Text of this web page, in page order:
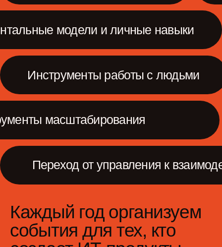
участников посетили наши
PeopleSense, ContentSense
11 500+
и эксперты на наших мероприятиях
700+
sense
3 000 000+